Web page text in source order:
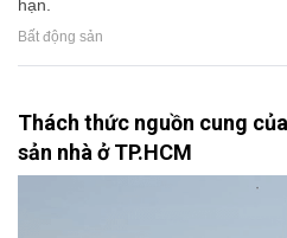
hạn.
Bất động sản
Thách thức nguồn cung
sản nhà ở TP.HCM